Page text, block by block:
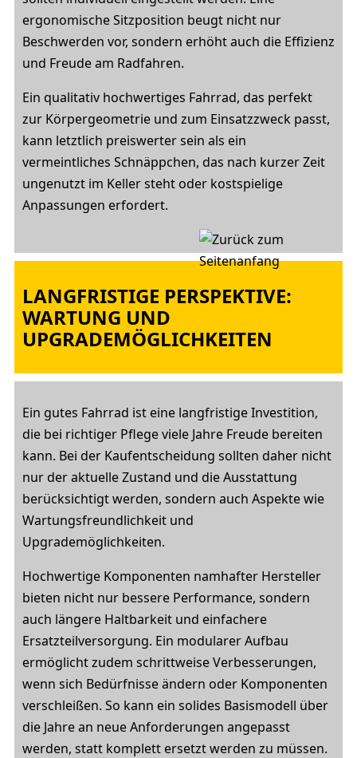
ergonomische Sitzposition beugt nicht nur
Beschwerden vor, sondern erhöht auch die Effizienz
und Freude am Radfahren.
Ein qualitativ hochwertiges Fahrrad, das perfekt
zur Körpergeometrie und zum Einsatzzweck passt,
kann letztlich preiswerter sein als ein
vermeintliches Schnäppchen, das nach kurzer Zeit
ungenutzt im Keller steht oder kostspielige
Anpassungen erfordert.
LANGFRISTIGE PERSPEKTIVE:
WARTUNG UND
UPGRADEMÖGLICHKEITEN
Ein gutes Fahrrad ist eine langfristige Investition,
die bei richtiger Pflege viele Jahre Freude bereiten
kann. Bei der Kaufentscheidung sollten daher nicht
nur der aktuelle Zustand und die Ausstattung
berücksichtigt werden, sondern auch Aspekte wie
Wartungsfreundlichkeit und
Upgrademöglichkeiten.
Hochwertige Komponenten namhafter Hersteller
bieten nicht nur bessere Performance, sondern
auch längere Haltbarkeit und einfachere
Ersatzteilversorgung. Ein modularer Aufbau
ermöglicht zudem schrittweise Verbesserungen,
wenn sich Bedürfnisse ändern oder Komponenten
verschleißen. So kann ein solides Basismodell über
die Jahre an neue Anforderungen angepasst
werden, statt komplett ersetzt werden zu müssen.